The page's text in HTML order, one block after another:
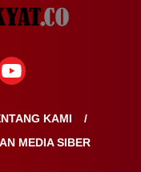
KAMI
MEDIA SIBER